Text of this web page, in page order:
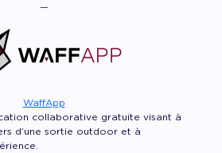
—
WaffApp
collaborative gratuite visant à
d’une sortie outdoor et à